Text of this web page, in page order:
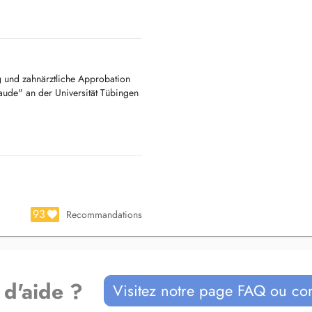
& Team in Winterthur-
und den aktuellsten
substanz- und zahnschonende
gerne nehme. Mit unserem
stark vergrössert
und behandelt werden können.
und zahnärztliche Approbation
an der Universität Tübingen
93 Recommandations
? Visitez notre page FAQ ou